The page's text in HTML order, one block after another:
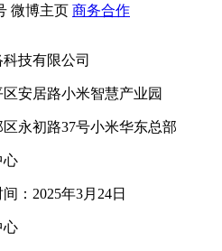
微博主页 商务合作
技有限公司
安居路小米智慧产业园
永初路37号小米华东总部
心
：2025年3月24日
心